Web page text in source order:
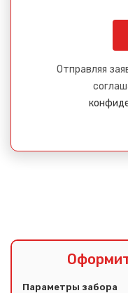
Отправляя
Параметры забора